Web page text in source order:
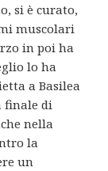
si è curato,
muscolari
in poi ha
lo ha
a Basilea
finale di
nella
la
un